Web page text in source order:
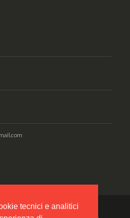
tecnici e analitici